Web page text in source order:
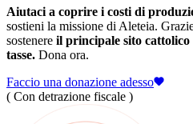
Aiutaci a coprire i costi di
sostieni la missione di Aleteia.
sostenere il principale sito
tasse. Dona ora.
Faccio una donazione adesso
( Con detrazione fiscale )